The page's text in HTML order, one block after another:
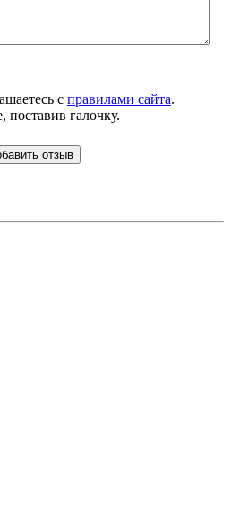
с правилами сайта.
поставив галочку.
отзыв